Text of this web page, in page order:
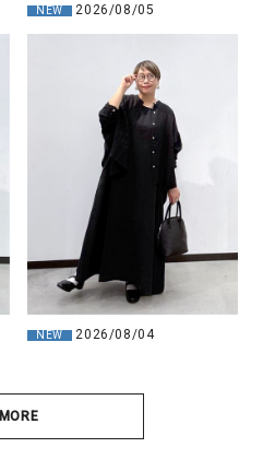
NEW 2026/08/05
NEW 2026/08/04
MORE